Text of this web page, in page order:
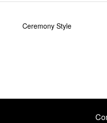
Ceremony Style